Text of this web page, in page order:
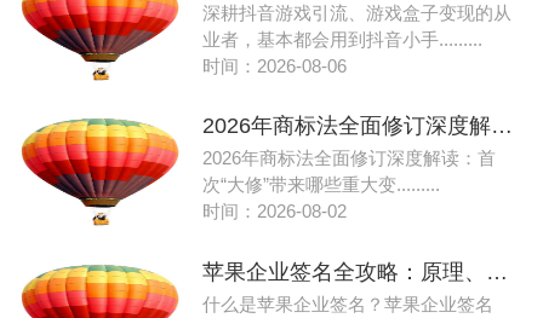
深耕抖⾳游戏引流、游戏盒⼦变现的从
业者，基本都会⽤到抖⾳⼩⼿.........
时间：2026-08-06
2026年商标法全面修订深度解读：首次“大修”带来哪些重大变化？
2026年商标法全面修订深度解读：首
次“大修”带来哪些重大变.........
时间：2026-08-02
苹果企业签名全攻略：原理、流程与价格
什么是苹果企业签名？苹果企业签名